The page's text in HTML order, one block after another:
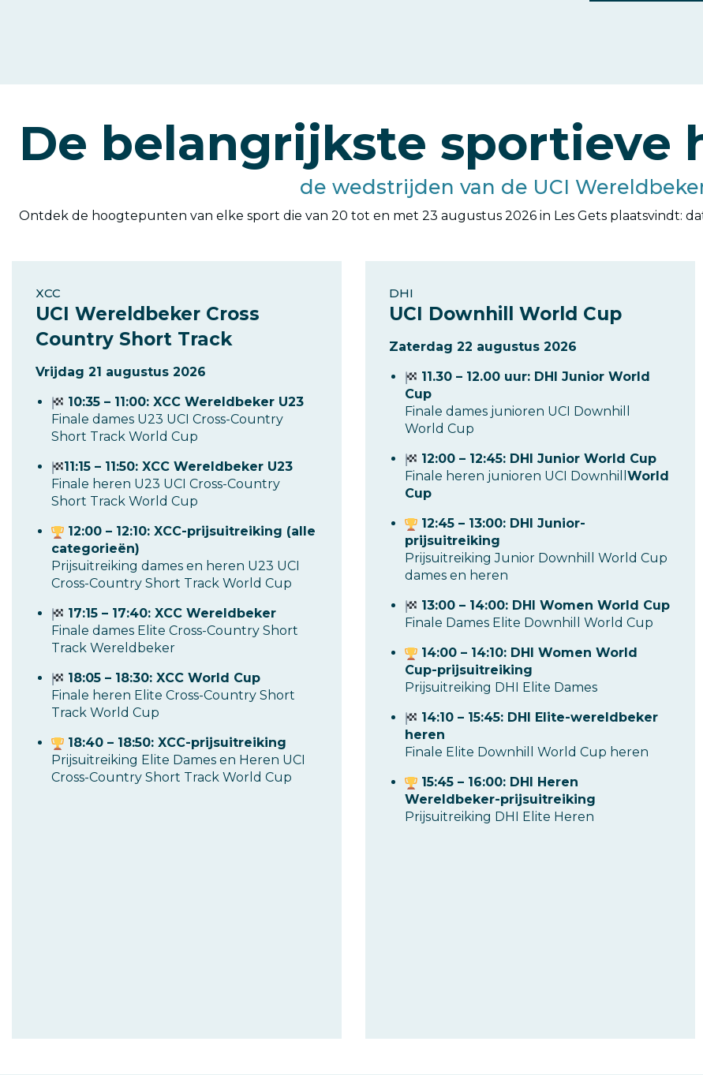
De belangrijkste sportieve
de wedstrijden van de UCI
Ontdek de hoogtepunten van elke sport die van 20 tot en met 23 augustus 2026 in Les Gets plaatsvindt:
XCC
UCI Wereldbeker Cross
Country Short Track
Vrijdag 21 augustus 2026
10:35 – 11:00: XCC Wereldbeker U23
Finale dames U23 UCI Cross-Country
Short Track World Cup
11:15 – 11:50: XCC Wereldbeker U23
Finale heren U23 UCI Cross-Country
Short Track World Cup
12:00 – 12:10: XCC-prijsuitreiking (alle
categorieën)
Prijsuitreiking dames en heren U23 UCI
Cross-Country Short Track World Cup
17:15 – 17:40: XCC Wereldbeker
Finale dames Elite Cross-Country Short
Track Wereldbeker
18:05 – 18:30: XCC World Cup
Finale heren Elite Cross-Country Short
Track World Cup
18:40 – 18:50: XCC-prijsuitreiking
Prijsuitreiking Elite Dames en Heren UCI
Cross-Country Short Track World Cup
DHI
UCI Downhill World Cup
Zaterdag 22 augustus 2026
11.30 – 12.00 uur: DHI Junior World
Cup
Finale dames junioren UCI Downhill
World Cup
12:00 – 12:45: DHI Junior World Cup
Finale heren junioren UCI Downhill World
Cup
12:45 – 13:00: DHI Junior-
prijsuitreiking
Prijsuitreiking Junior Downhill World Cup
dames en heren
13:00 – 14:00: DHI Women World Cup
Finale Dames Elite Downhill World Cup
14:00 – 14:10: DHI Women World
Cup-prijsuitreiking
Prijsuitreiking DHI Elite Dames
14:10 – 15:45: DHI Elite-wereldbeker
heren
Finale Elite Downhill World Cup heren
15:45 – 16:00: DHI Heren
Wereldbeker-prijsuitreiking
Prijsuitreiking DHI Elite Heren